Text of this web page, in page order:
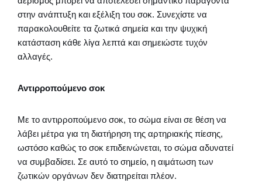
στην ανάπτυξη και εξέλιξη του σοκ. Συνεχίστε να
παρακολουθείτε τα ζωτικά σημεία και την ψυχική
κατάσταση κάθε λίγα λεπτά και σημειώστε τυχόν
αλλαγές.
Αντιρροπούμενο σοκ
Με το αντιρροπούμενο σοκ, το σώμα είναι σε θέση να
λάβει μέτρα για τη διατήρηση της αρτηριακής πίεσης,
ωστόσο καθώς το σοκ επιδεινώνεται, το σώμα αδυνατεί
να συμβαδίσει. Σε αυτό το σημείο, η αιμάτωση των
ζωτικών οργάνων δεν διατηρείται πλέον.